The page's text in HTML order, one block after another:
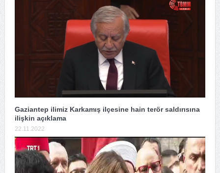
Gaziantep ilimiz Karkamış ilçesine hain terör saldırısına
ilişkin açıklama
22.11.2022